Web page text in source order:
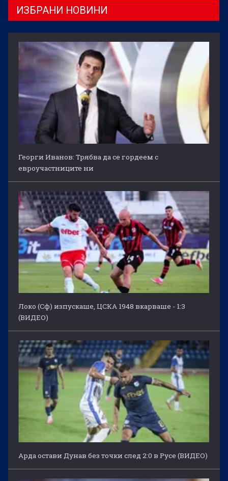
ИЗБРАНИ НОВИНИ
Георги Иванов: Трябва да се гордеем с
евроучастниците ни
Локо (Сф) изпускаше, ЦСКА 1948 вкарваше - 1:3
(ВИДЕО)
Арда остави Дунав без точки след 2:0 в Русе (ВИДЕО)